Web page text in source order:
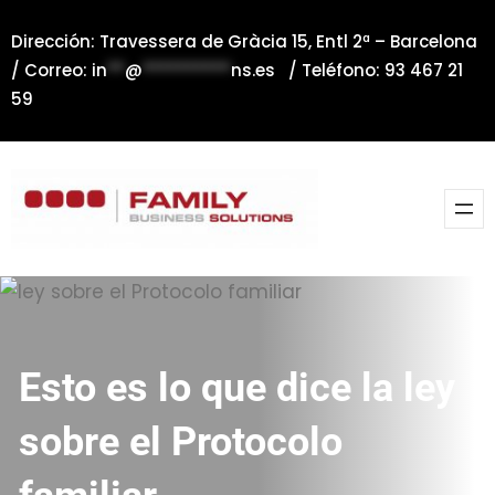
al
contenido
Dirección: Travessera de Gràcia 15, Entl 2ª – Barcelona
/ Correo: in**@**********ns.es / Teléfono: 93 467 21
59
Esto es lo que dice la ley
sobre el Protocolo